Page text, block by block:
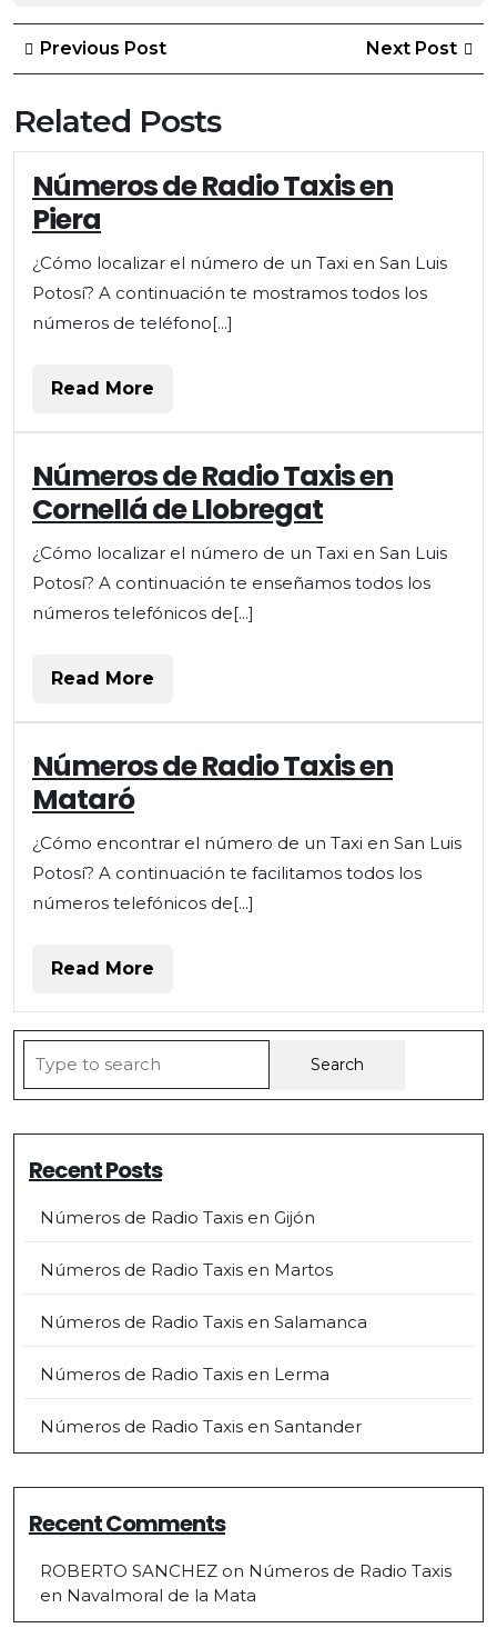
Post
navigation
Previous PostPrevious
Post
Next Post
Related Posts
Números de Radio Taxis en
Piera
¿Cómo localizar el número de un Taxi en San Luis
Potosí? A continuación te mostramos todos los
números de teléfono[...]
Read More
Números
de
Radio
en
Cornellá
de
Números de Radio Taxis en
Cornellá de Llobregat
¿Cómo localizar el número de un Taxi en San Luis
Potosí? A continuación te enseñamos todos los
números telefónicos de[...]
Read More
Números
de
Radio
en
Mataró
Números de Radio Taxis en
Mataró
¿Cómo encontrar el número de un Taxi en San Luis
Potosí? A continuación te facilitamos todos los
números telefónicos de[...]
Read More
for:
Recent Posts
Números de Radio Taxis en Gijón
Números de Radio Taxis en Martos
Números de Radio Taxis en Salamanca
Números de Radio Taxis en Lerma
Números de Radio Taxis en Santander
Recent Comments
ROBERTO SANCHEZ on Números de Radio Taxis
en Navalmoral de la Mata